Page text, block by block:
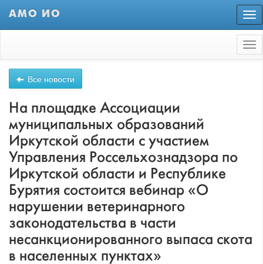
АМО ИО
Все новости
На площадке Ассоциации
муниципальных образований
Иркутской области с участием
Управления Россельхознадзора по
Иркутской области и Республике
Бурятия состоится вебинар «О
нарушении ветеринарного
законодательства в части
несанкционированного выпаса скота
в населенных пунктах»